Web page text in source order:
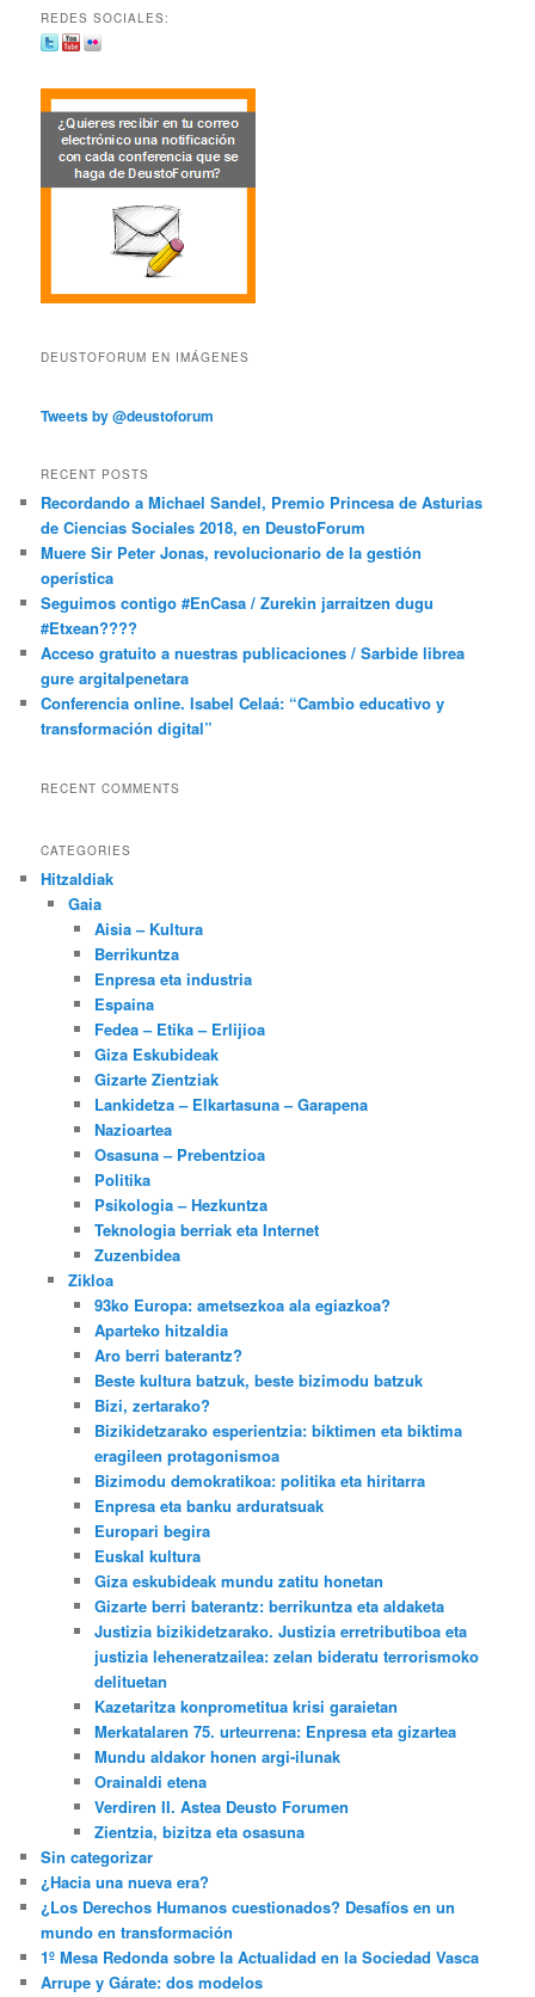
REDES SOCIALES:
DEUSTOFORUM EN IMÁGENES
Tweets by @deustoforum
RECENT POSTS
Recordando a Michael Sandel, Premio Princesa de Asturias
de Ciencias Sociales 2018, en DeustoForum
Muere Sir Peter Jonas, revolucionario de la gestión
operística
Seguimos contigo #EnCasa / Zurekin jarraitzen dugu
#Etxean????
Acceso gratuito a nuestras publicaciones / Sarbide librea
gure argitalpenetara
Conferencia online. Isabel Celaá: “Cambio educativo y
transformación digital”
RECENT COMMENTS
CATEGORIES
Hitzaldiak
Gaia
Aisia – Kultura
Berrikuntza
Enpresa eta industria
Espaina
Fedea – Etika – Erlijioa
Giza Eskubideak
Gizarte Zientziak
Lankidetza – Elkartasuna – Garapena
Nazioartea
Osasuna – Prebentzioa
Politika
Psikologia – Hezkuntza
Teknologia berriak eta Internet
Zuzenbidea
Zikloa
93ko Europa: ametsezkoa ala egiazkoa?
Aparteko hitzaldia
Aro berri baterantz?
Beste kultura batzuk, beste bizimodu batzuk
Bizi, zertarako?
Bizikidetzarako esperientzia: biktimen eta biktima
eragileen protagonismoa
Bizimodu demokratikoa: politika eta hiritarra
Enpresa eta banku arduratsuak
Europari begira
Euskal kultura
Giza eskubideak mundu zatitu honetan
Gizarte berri baterantz: berrikuntza eta aldaketa
Justizia bizikidetzarako. Justizia erretributiboa eta
justizia leheneratzailea: zelan bideratu terrorismoko
delituetan
Kazetaritza konprometitua krisi garaietan
Merkatalaren 75. urteurrena: Enpresa eta gizartea
Mundu aldakor honen argi-ilunak
Orainaldi etena
Verdiren II. Astea Deusto Forumen
Zientzia, bizitza eta osasuna
Sin categorizar
¿Hacia una nueva era?
¿Los Derechos Humanos cuestionados? Desafíos en un
mundo en transformación
1º Mesa Redonda sobre la Actualidad en la Sociedad Vasca
Arrupe y Gárate: dos modelos